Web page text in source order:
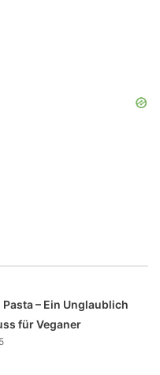
– Ein Unglaublich
für Veganer